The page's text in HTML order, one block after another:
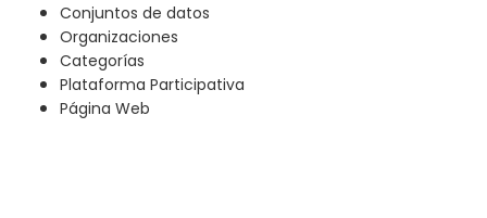
Conjuntos de datos
Organizaciones
Categorías
Plataforma Participativa
Página Web